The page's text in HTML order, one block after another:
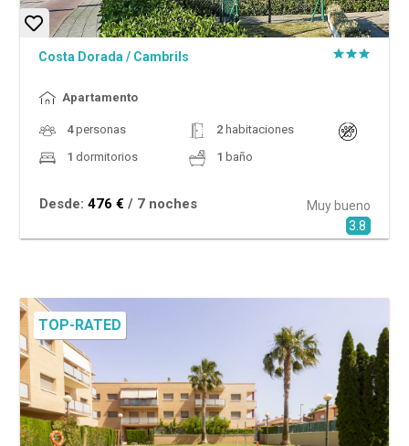
Costa Dorada / Cambrils
Apartamento
4personas 2habitaciones
1 dormitorios 1 baño
Desde: 476 € / 7 noches
Muy bueno
3.8
TOP-RATED